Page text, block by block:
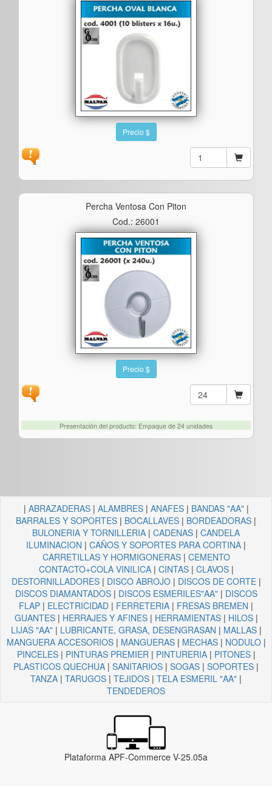
Precio $
Percha Ventosa Con Piton
Cod.: 26001
Precio $
Presentación del producto: Empaque de 24 unidades
| ABRAZADERAS| ALAMBRES| ANAFES| BANDAS "AA"|
BARRALES Y SOPORTES | BOCALLAVES | BORDEADORAS |
BULONERIA Y TORNILLERIA | CADENAS | CANDELA
ILUMINACION | CAÑOS Y SOPORTES PARA CORTINA |
CARRETILLAS Y HORMIGONERAS| CEMENTO
CONTACTO+COLA VINILICA| CINTAS| CLAVOS|
DESTORNILLADORES| DISCO ABROJO| DISCOS DE CORTE|
DISCOS DIAMANTADOS| DISCOS ESMERILES"AA"| DISCOS
FLAP | ELECTRICIDAD | FERRETERIA | FRESAS BREMEN |
GUANTES| HERRAJES Y AFINES| HERRAMIENTAS| HILOS|
LIJAS "AA"| LUBRICANTE, GRASA, DESENGRASAN | MALLAS|
MANGUERA ACCESORIOS| MANGUERAS| MECHAS| NODULO|
PINCELES| PINTURAS PREMIER | PINTURERIA| PITONES|
PLASTICOS QUECHUA | SANITARIOS | SOGAS | SOPORTES |
TANZA | TARUGOS | TEJIDOS | TELA ESMERIL "AA" |
TENDEDEROS
Plataforma APF-Commerce V-25.05a